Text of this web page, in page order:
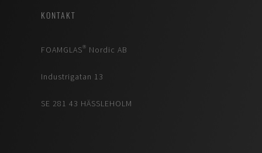
KONTAKT
FOAMGLAS® Nordic AB
Industrigatan 13
SE 281 43 HÄSSLEHOLM